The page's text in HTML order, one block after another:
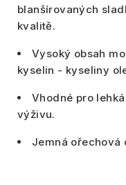
blanšírovaných
kvalitě.
Vysoký obsah
kyselin - kyseliny
Vhodné pro
výživu.
Jemná ořechová